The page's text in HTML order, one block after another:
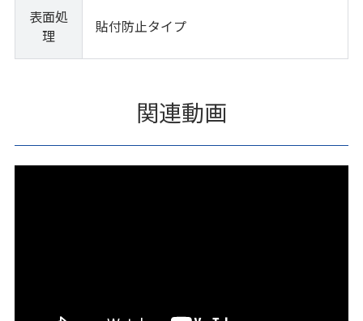
表面処
理
貼付防止タイプ
関連動画